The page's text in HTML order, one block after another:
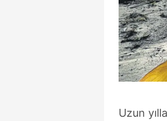
Uzun